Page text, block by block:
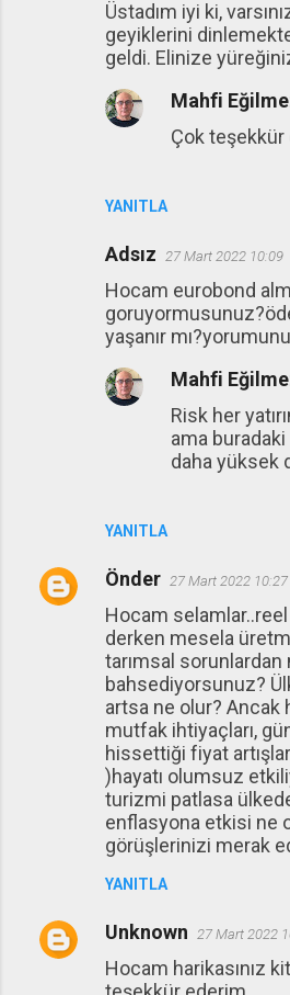
Üstadım iyi ki,
geyiklerini
geldi. Elinize
YANITLA
Mahfi
Çok teşekkür
Adsız 27 Mart 2022 10:09
Hocam eurobond
yaşanır
YANITLA
Mahfi
Risk her
ama buradaki
daha yüksek
Önder 27 Mart 2022 10:27
Hocam
derken mesela
tarımsal sorunlardan
bahsediyorsunuz?
artsa ne olur? Ancak
mutfak ihtiyaçları,
hissettiği fiyat
)hayatı olumsuz
turizmi patlasa
enflasyona etkisi ne
görüşlerinizi merak
YANITLA
Unknown 27 Mart 2022
Hocam harikasınız